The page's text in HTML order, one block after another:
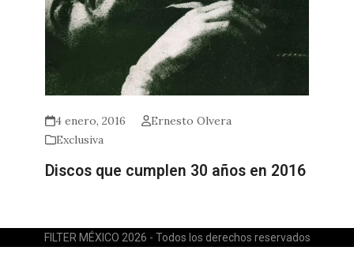
4 enero, 2016
Ernesto Olvera
Exclusiva
Discos que cumplen 30 años en 2016
FILTER MÉXICO 2026 - Todos los derechos reservados